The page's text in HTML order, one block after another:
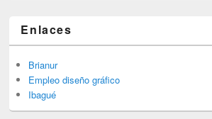
Enlaces
Brianur
Empleo diseño gráfico
Ibagué